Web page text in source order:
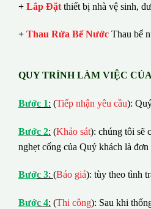
+ Lắp Đặt thiết bị nhà vệ sinh,
+ Thau Rửa Bể Nước Thau bể
QUY TRÌNH LÀM VIỆC
Bước 1: (Tiếp nhận yêu cầu):
Bước 2: (Khảo sát): chúng tôi sẽ
nghẹt cống của Quý khách là
Bước 3: (Báo giá): tùy theo tình
Bước 4: (Thi công): Sau khi